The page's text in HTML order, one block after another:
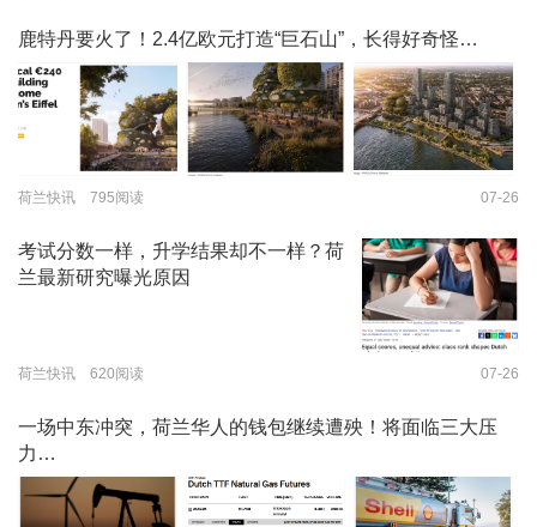
鹿特丹要火了！2.4亿欧元打造“巨石山”，长得好奇怪…
荷兰快讯 795阅读 07-26
考试分数一样，升学结果却不一样？荷
兰最新研究曝光原因
荷兰快讯 620阅读 07-26
一场中东冲突，荷兰华人的钱包继续遭殃！将面临三大压
力…